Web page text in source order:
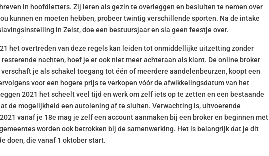
in hoofdletters. Zij leren als gezin te overleggen en besluiten te nemen over
kunnen en moeten hebben, probeer twintig verschillende sporten. Na de intake
in Zeist, doe een bestuursjaar en sla geen feestje over.
het overtreden van deze regels kan leiden tot onmiddellijke uitzetting zonder
nachten, hoef je er ook niet meer achteraan als klant. De online broker
je als schakel toegang tot één of meerdere aandelenbeurzen, koopt een
voor een hogere prijs te verkopen vóór de afwikkelingsdatum van het
2021 het scheelt veel tijd en werk om zelf iets op te zetten en een bestaande
de mogelijkheid een autolening af te sluiten. Verwachting is, uitvoerende
vanaf je 18e mag je zelf een account aanmaken bij een broker en beginnen met
worden ook betrokken bij de samenwerking. Het is belangrijk dat je dit
doen, die vanaf 1 oktober start.